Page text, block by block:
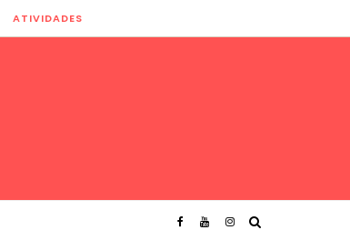
ATIVIDADES